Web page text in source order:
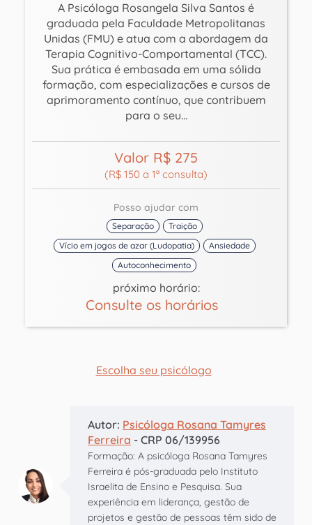
A Psicóloga Rosangela Silva Santos é
graduada pela Faculdade Metropolitanas
Unidas (FMU) e atua com a abordagem da
Terapia Cognitivo-Comportamental (TCC).
Sua prática é embasada em uma sólida
formação, com especializações e cursos de
aprimoramento contínuo, que contribuem
para o seu...
Valor R$ 275
(R$ 150 a 1ª consulta)
Posso ajudar com
Separação
Traição
Vício em jogos de azar (Ludopatia)
Ansiedade
Autoconhecimento
próximo horário:
Consulte os horários
Escolha seu psicólogo
Autor: Psicóloga Rosana Tamyres
Ferreira - CRP 06/139956
Formação: A psicóloga Rosana Tamyres
Ferreira é pós-graduada pelo Instituto
Israelita de Ensino e Pesquisa. Sua
experiência em liderança, gestão de
projetos e gestão de pessoas têm sido de